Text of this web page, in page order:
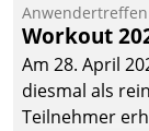
Cloud-
Lösungen mit
Anwendertreffen
Workout
Am 28. April
diesmal als
Teilnehmer